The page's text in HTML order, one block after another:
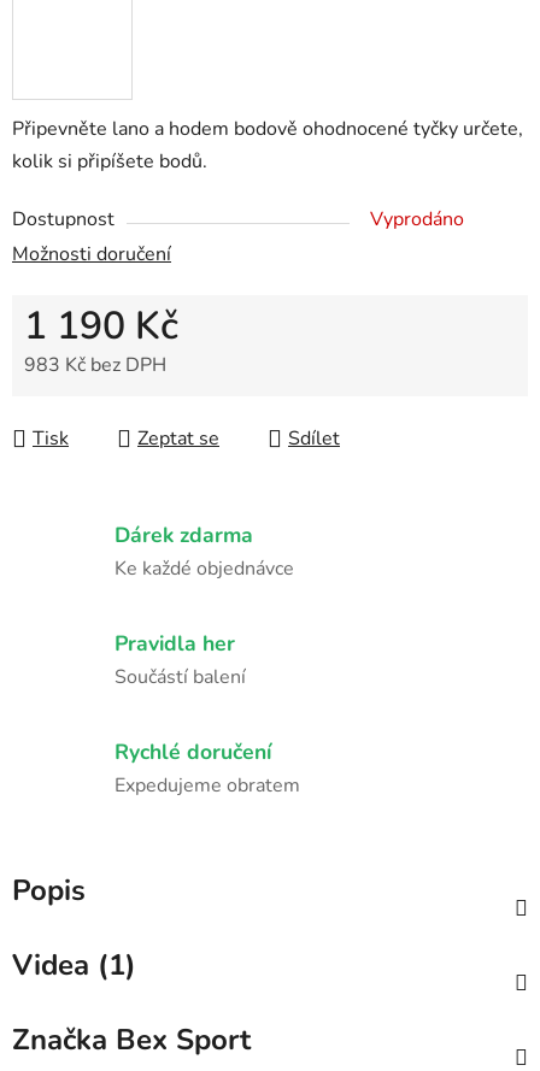
Připevněte lano a hodem bodově ohodnocené tyčky určete,
kolik si připíšete bodů.
Dostupnost
Vyprodáno
Možnosti doručení
1 190 Kč
983 Kč bez DPH
Tisk
Zeptat se Sdílet
Dárek zdarma
Ke každé objednávce
Pravidla her
Součástí balení
Rychlé doručení
Expedujeme obratem
Popis
Videa (1)
Značka Bex Sport